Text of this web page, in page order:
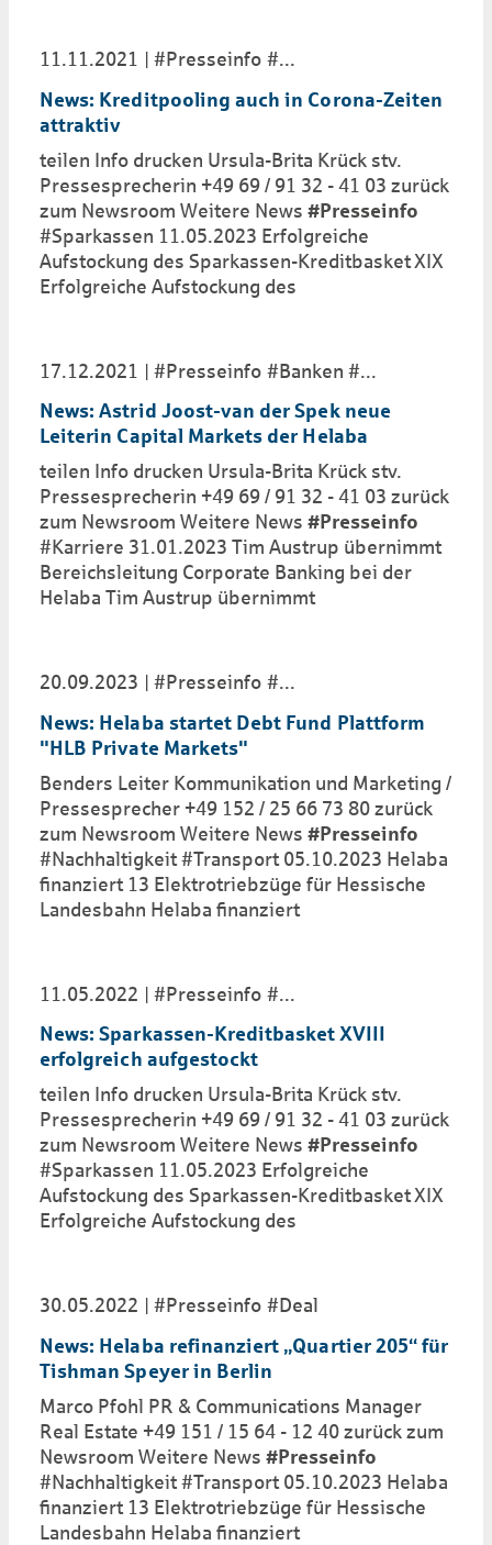
11.11.2021 #Presseinfo
...
News: Kreditpooling auch in Corona-Zeiten
attraktiv
teilen Info drucken Ursula-Brita Krück stv.
Pressesprecherin +49 69 / 91 32 - 41 03 zurück
zum Newsroom Weitere News #Presseinfo
#Sparkassen 11.05.2023 Erfolgreiche
Aufstockung des Sparkassen-Kreditbasket XIX
Erfolgreiche Aufstockung des
17.12.2021 #Presseinfo #Banken
...
News: Astrid Joost-van der Spek neue
Leiterin Capital Markets der Helaba
teilen Info drucken Ursula-Brita Krück stv.
Pressesprecherin +49 69 / 91 32 - 41 03 zurück
zum Newsroom Weitere News #Presseinfo
#Karriere 31.01.2023 Tim Austrup übernimmt
Bereichsleitung Corporate Banking bei der
Helaba Tim Austrup übernimmt
20.09.2023 #Presseinfo
...
News: Helaba startet Debt Fund Plattform
"HLB Private Markets"
Benders Leiter Kommunikation und Marketing /
Pressesprecher +49 152 / 25 66 73 80 zurück
zum Newsroom Weitere News #Presseinfo
#Nachhaltigkeit #Transport 05.10.2023 Helaba
finanziert 13 Elektrotriebzüge für Hessische
Landesbahn Helaba finanziert
11.05.2022 #Presseinfo
...
News: Sparkassen-Kreditbasket XVIII
erfolgreich aufgestockt
teilen Info drucken Ursula-Brita Krück stv.
Pressesprecherin +49 69 / 91 32 - 41 03 zurück
zum Newsroom Weitere News #Presseinfo
#Sparkassen 11.05.2023 Erfolgreiche
Aufstockung des Sparkassen-Kreditbasket XIX
Erfolgreiche Aufstockung des
30.05.2022 #Presseinfo #Deal
News: Helaba refinanziert „Quartier 205“ für
Tishman Speyer in Berlin
Marco Pfohl PR & Communications Manager
Real Estate +49 151 / 15 64 - 12 40 zurück zum
Newsroom Weitere News #Presseinfo
#Nachhaltigkeit #Transport 05.10.2023 Helaba
finanziert 13 Elektrotriebzüge für Hessische
Landesbahn Helaba finanziert